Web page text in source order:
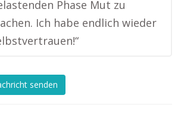
Phase Mut zu
Ich habe endlich wieder
senden